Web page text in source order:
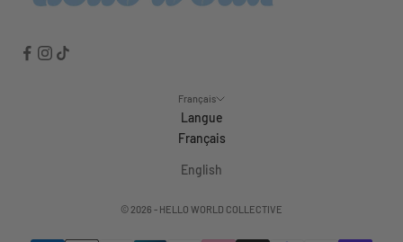
Français
Langue
Français
English
© 2026 - HELLO WORLD COLLECTIVE